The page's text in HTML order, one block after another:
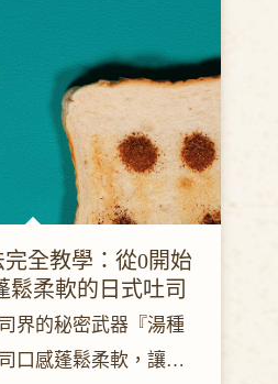
全教學：從0開始
鬆柔軟的日式吐司
界的秘密武器『湯種
口感蓬鬆柔軟，讓人